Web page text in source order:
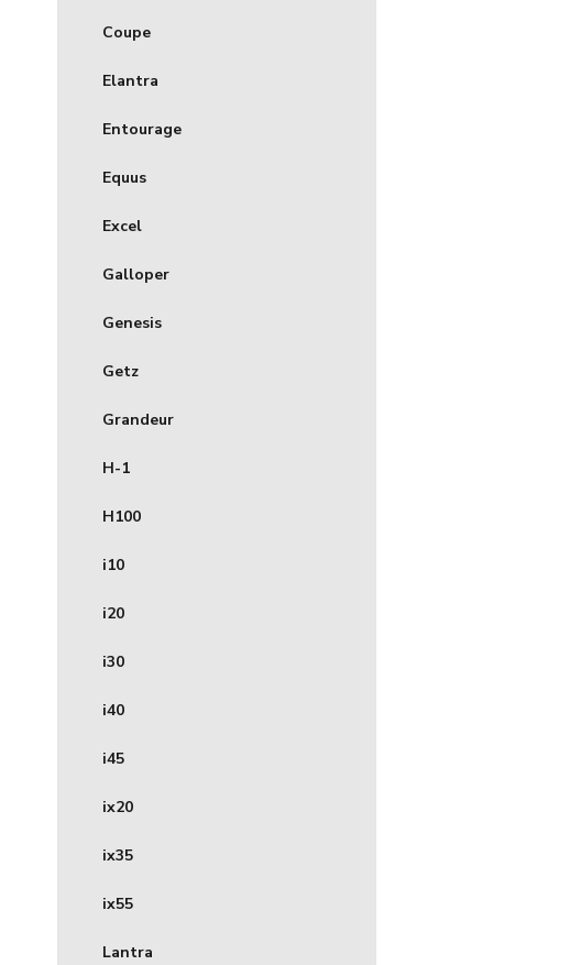
Coupe
Elantra
Entourage
Equus
Excel
Galloper
Genesis
Getz
Grandeur
H-1
H100
i10
i20
i30
i40
i45
ix20
ix35
ix55
Lantra